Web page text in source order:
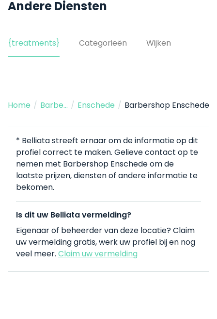
Andere Diensten
{treatments} Categorieën Wijken
Home / Barbershop / Enschede / Barbershop Enschede
* Belliata streeft ernaar om de informatie op dit
profiel correct te maken. Gelieve contact op te
nemen met Barbershop Enschede om de
laatste prijzen, diensten of andere informatie te
bekomen.
Is dit uw Belliata vermelding?
Eigenaar of beheerder van deze locatie? Claim
uw vermelding gratis, werk uw profiel bij en nog
veel meer. Claim uw vermelding